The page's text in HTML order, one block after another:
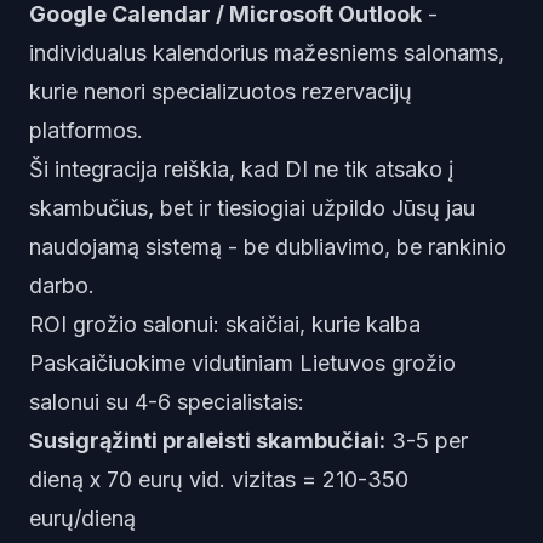
Google Calendar / Microsoft Outlook -
individualus kalendorius mažesniems salonams,
kurie nenori specializuotos rezervacijų
platformos.
Ši integracija reiškia, kad DI ne tik atsako į
skambučius, bet ir tiesiogiai užpildo Jūsų jau
naudojamą sistemą - be dubliavimo, be rankinio
darbo.
ROI grožio salonui: skaičiai, kurie kalba
Paskaičiuokime vidutiniam Lietuvos grožio
salonui su 4-6 specialistais:
Susigrąžinti praleisti skambučiai: 3-5 per
dieną x 70 eurų vid. vizitas = 210-350
eurų/dieną